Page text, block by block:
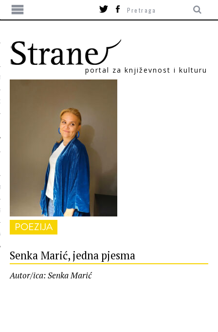
portal za književnost i kulturu
POEZIJA
Senka Marić, jedna pjesma
Autor/ica: Senka Marić